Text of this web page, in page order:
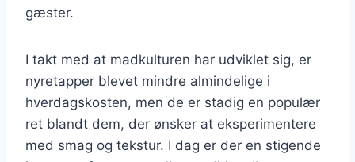
gæster.
I takt med at madkulturen har udviklet sig, er
nyretapper blevet mindre almindelige i
hverdagskosten, men de er stadig en populær
ret blandt dem, der ønsker at eksperimentere
med smag og tekstur. I dag er der en stigende